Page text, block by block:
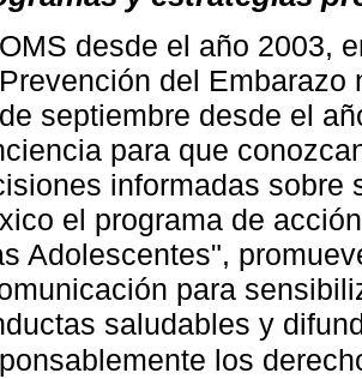
desde el año 2003,
del
septiembre desde el
para que
informadas sobre
el programa de
Adolescentes",
para
saludables y
los